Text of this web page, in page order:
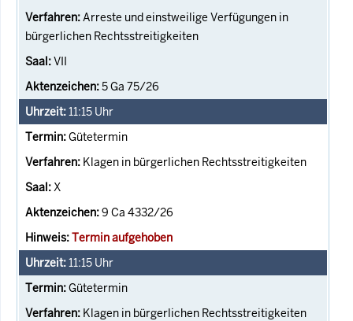
Arreste und einstweilige Verfügungen in
bürgerlichen Rechtsstreitigkeiten
VII
5 Ga 75/26
11:15 Uhr
Gütetermin
Klagen in bürgerlichen Rechtsstreitigkeiten
X
9 Ca 4332/26
Termin aufgehoben
11:15 Uhr
Gütetermin
Klagen in bürgerlichen Rechtsstreitigkeiten